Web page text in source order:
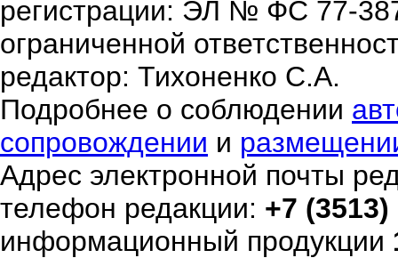
регистрации: ЭЛ № ФС 77-
ограниченной
редактор: Тихоненко С.А.
Подробнее о соблюдении
сопровождении и
Адрес электронной почты
телефон редакции: +7
информационный продукции